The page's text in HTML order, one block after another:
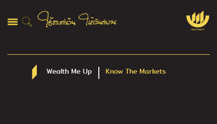
Wealth Me Up Know The Markets